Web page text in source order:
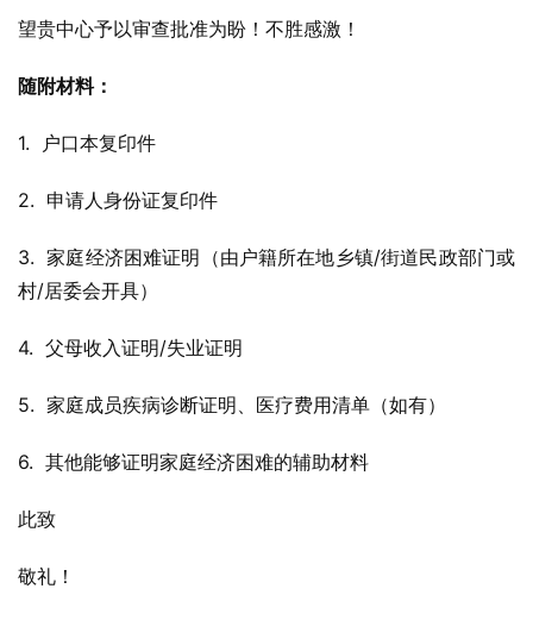
望贵中心予以审查批准为盼！不胜感激！
随附材料：
1.  户口本复印件
2.  申请人身份证复印件
3.  家庭经济困难证明（由户籍所在地乡镇/街道民政部门或
村/居委会开具）
4.  父母收入证明/失业证明
5.  家庭成员疾病诊断证明、医疗费用清单（如有）
6.  其他能够证明家庭经济困难的辅助材料
此致
敬礼！